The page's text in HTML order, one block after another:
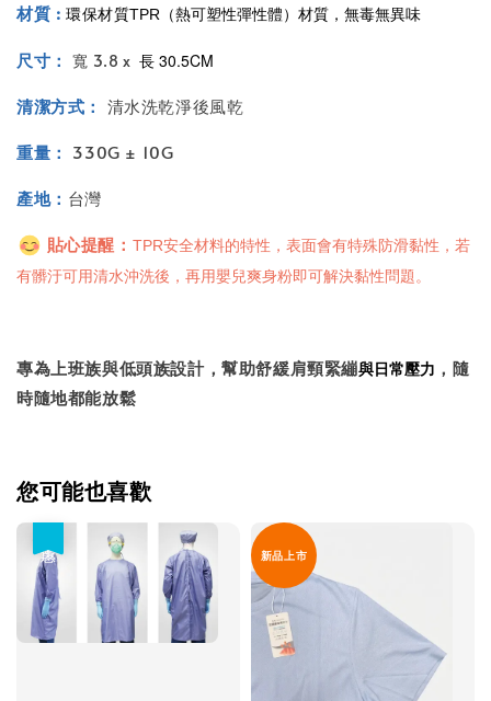
材質 : 環保材質TPR（熱可塑性彈性體）材質，無毒無異味
尺寸： 寬 3.8 x 長 30.5CM
清潔方式： 清水洗乾淨後風乾
重量： 330G ± 10G
產地： 台灣
貼心提醒： TPR安全材料的特性，表面會有特殊防滑黏性，若
有髒汙可用清水沖洗後，再用嬰兒爽身粉即可解決黏性問題。
專為上班族與低頭族設計，幫助舒緩肩頸緊繃與日常壓力 ，隨
時隨地都能放鬆
您可能也喜歡
新品上市